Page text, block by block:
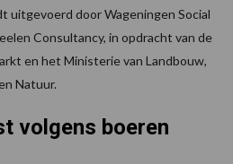
uitgevoerd door Wageningen Social
Consultancy, in opdracht van de
en het Ministerie van Landbouw,
Natuur.
volgens boeren